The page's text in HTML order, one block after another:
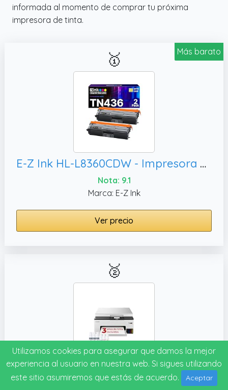
informada al momento de comprar tu próxima
impresora de tinta.
Más barato
🥇
E-Z Ink HL-L8360CDW - Impresora de inyección de tinta, color negro
Nota: 9.1
Marca: E-Z Ink
Ver precio
🥈
Canon MAXIFY GX1050 – Impresora Multifunción MegaTank a Color, Ethernet y USB | Inyección de Tinta | Incluye 6 Botellas de Tinta
Utilizamos cookies para asegurar que damos la mejor
experiencia al usuario en nuestra web. Si sigues utilizando
este sitio asumiremos que estás de acuerdo.
Aceptar